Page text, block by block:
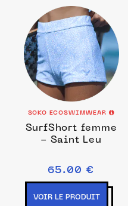
SOKO ECOSWIMWEAR
SurfShort femme
- Saint Leu
65.00 €
VOIR LE PRODUIT